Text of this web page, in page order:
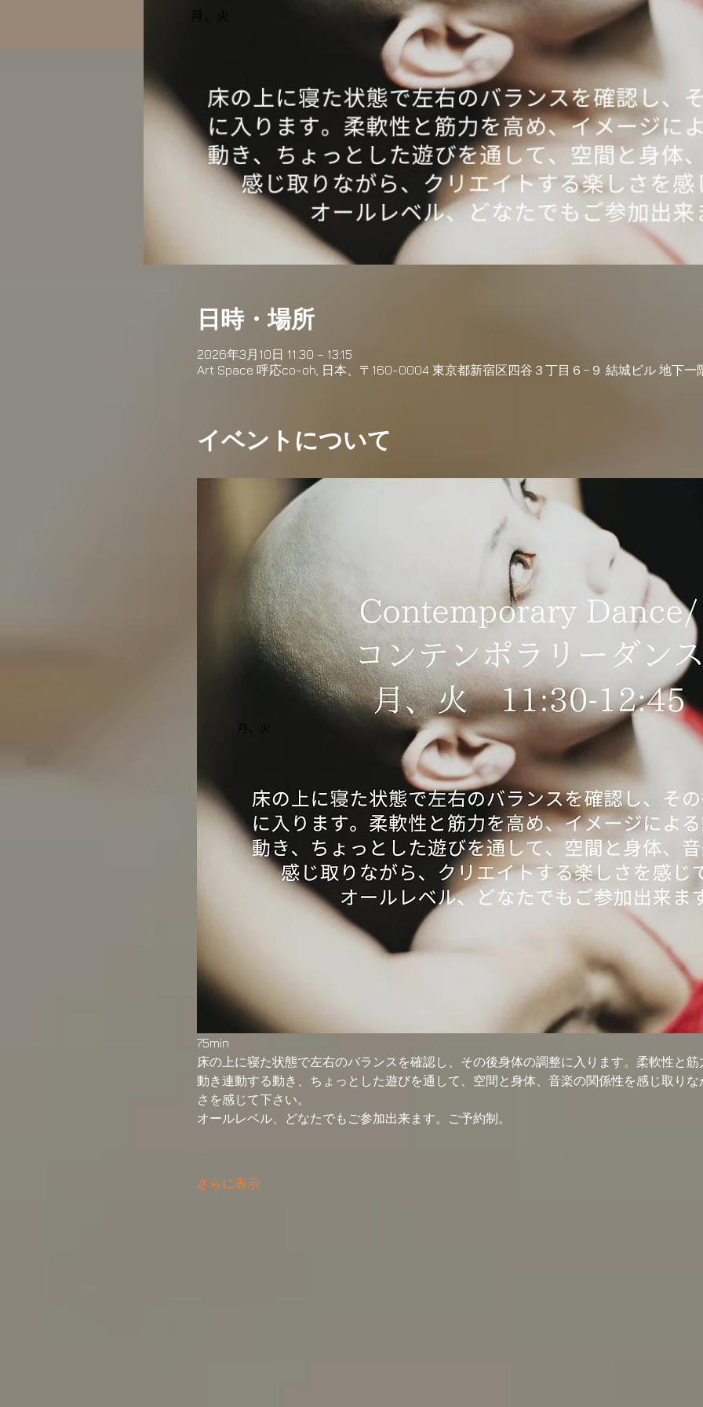
日時・場所
2026年3月10日 11:30 – 13:15
Art Space 呼応co-oh, 日本、〒160-0004 東京都新宿区四谷３丁目６−９ 結城ビル 地下一
イベントについて
75min
床の上に寝た状態で左右のバランスを確認し、その後身体の調整に入ります。柔軟性と
動き連動する動き、ちょっとした遊びを通して、空間と身体、音楽の関係性を感じ取り
さを感じて下さい。
オールレベル、どなたでもご参加出来ます。ご予約制。
さらに表示